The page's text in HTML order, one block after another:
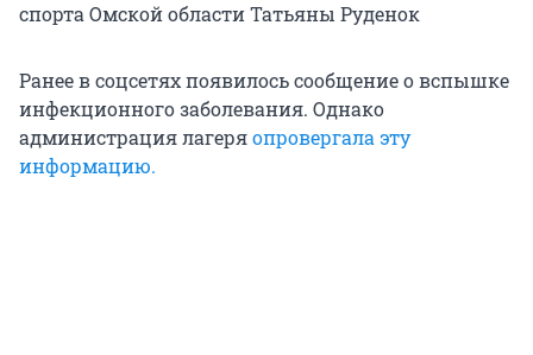
спорта Омской области Татьяны Руденок
Ранее в соцсетях появилось сообщение о вспышке
инфекционного заболевания. Однако
администрация лагеряопровергала эту
информацию.